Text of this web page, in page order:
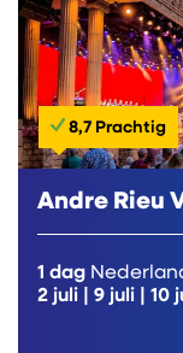
8,7 Prachtig
Andre Rieu
1 dag
2 juli
9 juli 10